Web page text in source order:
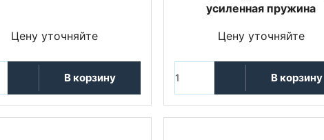
Цену уточняйте
В корзину
усиленная пружина
Цену уточняйте
В корзину